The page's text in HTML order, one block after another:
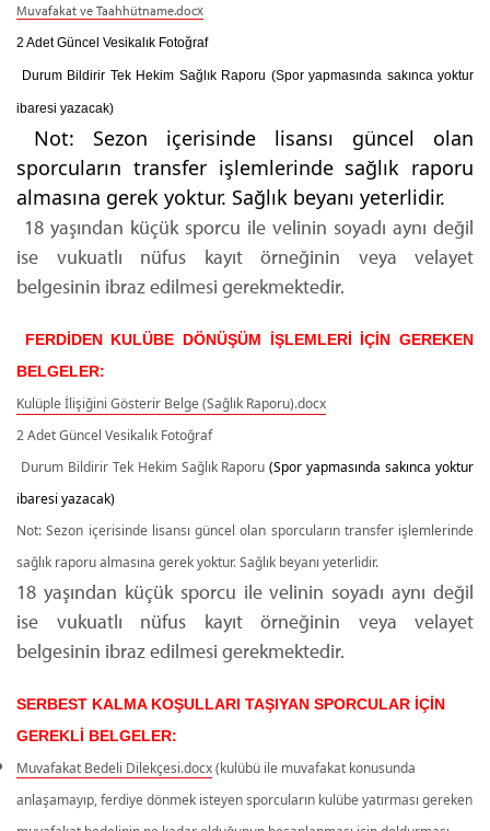
Muvafakat ve Taahhütname.docx
2 Adet Güncel Vesikalık Fotoğraf
Durum Bildirir Tek Hekim Sağlık Raporu (Spor yapmasında sakınca yoktur
ibaresi yazacak)
Not: Sezon içerisinde lisansı güncel olan
sporcuların transfer işlemlerinde sağlık raporu
almasına gerek yoktur. Sağlık beyanı yeterlidir.
18 yaşından küçük sporcu ile velinin soyadı aynı değil
ise vukuatlı nüfus kayıt örneğinin veya velayet
belgesinin ibraz edilmesi gerekmektedir.
FERDİDEN KULÜBE DÖNÜŞÜM İŞLEMLERİ İÇİN GEREKEN
BELGELER:
Kulüple İlişiğini Gösterir Belge (Sağlık Raporu).docx
2 Adet Güncel Vesikalık Fotoğraf
Durum Bildirir Tek Hekim Sağlık Raporu(Spor yapmasında sakınca yoktur
ibaresi yazacak)
Not: Sezon içerisinde lisansı güncel olan sporcuların transfer işlemlerinde
sağlık raporu almasına gerek yoktur. Sağlık beyanı yeterlidir.
18 yaşından küçük sporcu ile velinin soyadı aynı değil
ise vukuatlı nüfus kayıt örneğinin veya velayet
belgesinin ibraz edilmesi gerekmektedir.
SERBEST KALMA KOŞULLARI TAŞIYAN SPORCULAR İÇİN
GEREKLİ BELGELER:
Muvafakat Bedeli Dilekçesi.docx(kulübü ile muvafakat konusunda
anlaşamayıp, ferdiye dönmek isteyen sporcuların kulübe yatırması gereken